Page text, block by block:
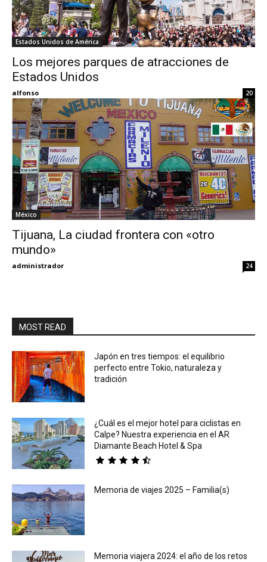
Estados Unidos de América
Los mejores parques de atracciones de
Estados Unidos
alfonso 20
México
Tijuana, La ciudad frontera con «otro
mundo»
administrador 24
MOST READ
Japón en tres tiempos: el equilibrio
perfecto entre Tokio, naturaleza y
tradición
¿Cuál es el mejor hotel para ciclistas en
Calpe? Nuestra experiencia en el AR
Diamante Beach Hotel & Spa
Memoria de viajes 2025 – Familia(s)
Memoria viajera 2024: el año de los retos